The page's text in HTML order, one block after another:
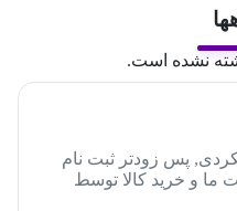
نشده است.
پس زودتر ثبت نام
ما و خرید کالا توسط